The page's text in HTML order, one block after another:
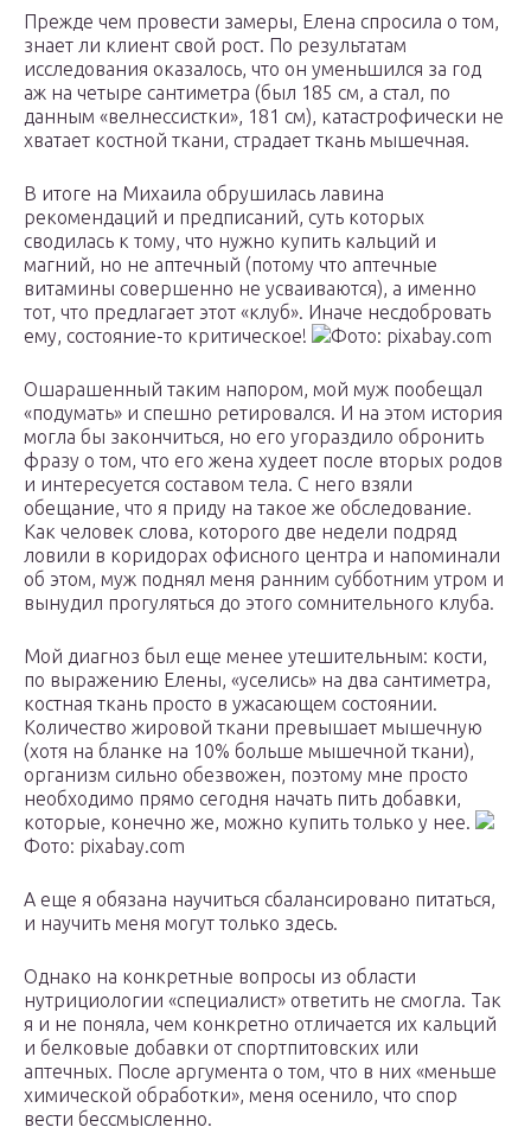
Прежде чем провести замеры, Елена спросила о том,
знает ли клиент свой рост. По результатам
исследования оказалось, что он уменьшился за год
аж на четыре сантиметра (был 185 см, а стал, по
данным «велнессистки», 181 см), катастрофически не
хватает костной ткани, страдает ткань мышечная.
В итоге на Михаила обрушилась лавина
рекомендаций и предписаний, суть которых
сводилась к тому, что нужно купить кальций и
магний, но не аптечный (потому что аптечные
витамины совершенно не усваиваются), а именно
тот, что предлагает этот «клуб». Иначе несдобровать
ему, состояние-то критическое!
Фото: pixabay.com
Ошарашенный таким напором, мой муж пообещал
«подумать» и спешно ретировался. И на этом история
могла бы закончиться, но его угораздило обронить
фразу о том, что его жена худеет после вторых родов
и интересуется составом тела. С него взяли
обещание, что я приду на такое же обследование.
Как человек слова, которого две недели подряд
ловили в коридорах офисного центра и напоминали
об этом, муж поднял меня ранним субботним утром и
вынудил прогуляться до этого сомнительного клуба.
Мой диагноз был еще менее утешительным: кости,
по выражению Елены, «уселись» на два сантиметра,
костная ткань просто в ужасающем состоянии.
Количество жировой ткани превышает мышечную
(хотя на бланке на 10% больше мышечной ткани),
организм сильно обезвожен, поэтому мне просто
необходимо прямо сегодня начать пить добавки,
которые, конечно же, можно купить только у нее.
Фото: pixabay.com
А еще я обязана научиться сбалансировано питаться,
и научить меня могут только здесь.
Однако на конкретные вопросы из области
нутрициологии «специалист» ответить не смогла. Так
я и не поняла, чем конкретно отличается их кальций
и белковые добавки от спортпитовских или
аптечных. После аргумента о том, что в них «меньше
химической обработки», меня осенило, что спор
вести бессмысленно.